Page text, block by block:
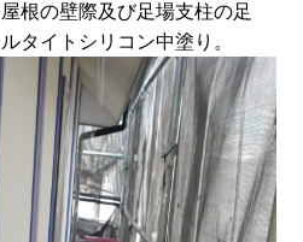
根の壁際及び足場支柱の足
タイトシリコン中塗り。